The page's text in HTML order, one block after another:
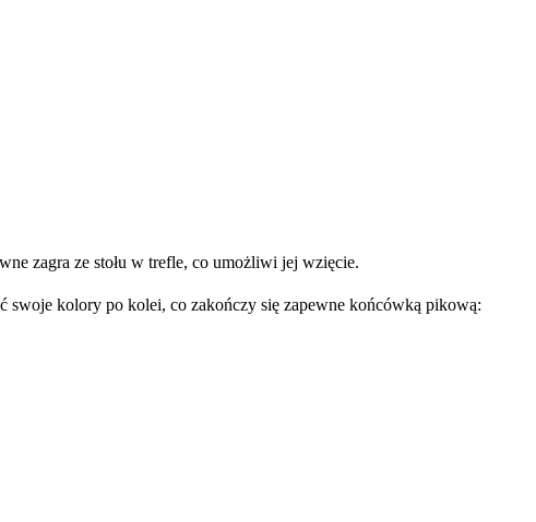
zagra ze stołu w trefle, co umożliwi jej wzięcie.
swoje kolory po kolei, co zakończy się zapewne końcówką pikową: